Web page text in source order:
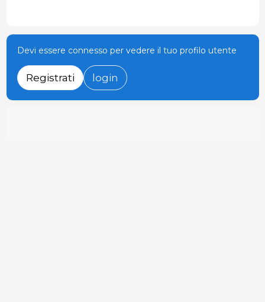
Devi essere connesso per vedere il tuo profilo utente
Registrati login